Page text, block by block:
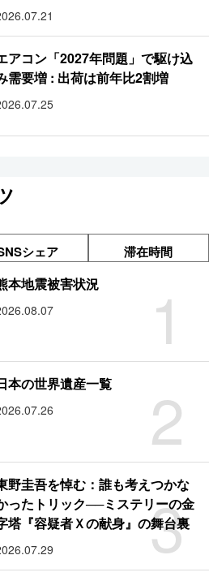
アコン「2027年問題」で駆け込
需要増 : 出荷は前年比2割増
シェア 滞在時間
1
本地震被害状況
2
本の世界遺産一覧
3
野圭吾を悼む：誰も考えつかな
ったトリック──ミステリーの金
塔『容疑者Ｘの献身』の舞台裏